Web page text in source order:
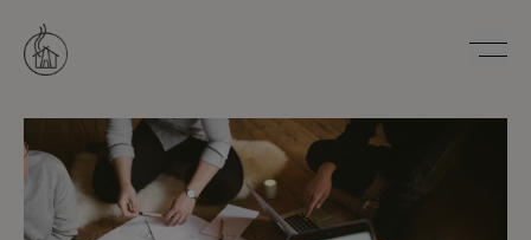
sisältöön